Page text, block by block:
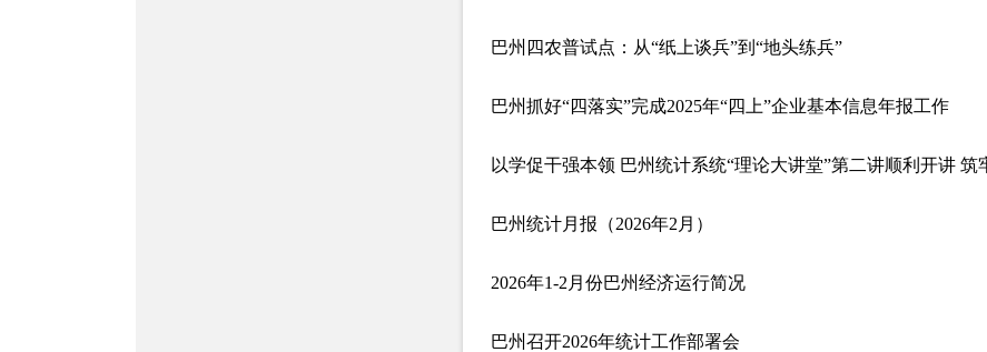
巴州四农普试点：从“纸上谈兵”到“地头练兵”
巴州抓好“四落实”完成2025年“四上”企业基本信息年报工作
以学促干强本领 巴州统计系统“理论大讲堂”第二讲顺利开讲 筑
巴州统计月报（2026年2月）
2026年1-2月份巴州经济运行简况
巴州召开2026年统计工作部署会